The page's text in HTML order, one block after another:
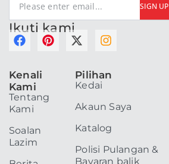
SIGN UP
Ikuti kami
F
e
b
o
o
P
r
X
w
i
t
t
e
I
t
g
r
a
m
Kenali
Kami
Tentang
Kami
Soalan
Lazim
Pilihan
Kedai
Akaun Saya
Katalog
Polisi Pulangan &
Bayaran balik